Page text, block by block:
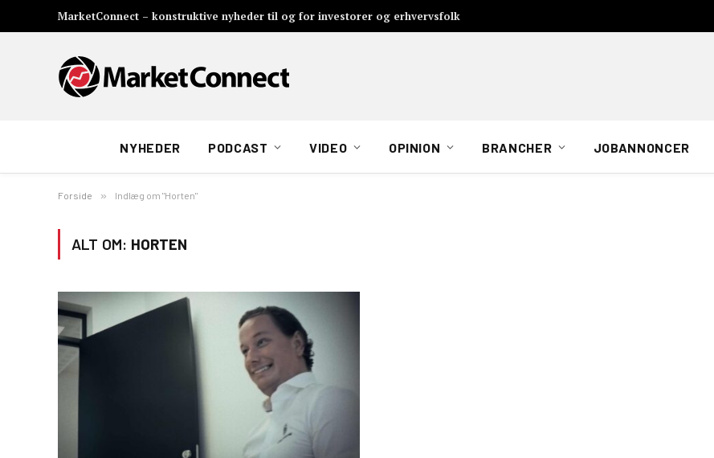
MarketConnect – konstruktive nyheder til og for investorer og erhvervsfolk
NYHEDER PODCAST VIDEO OPINION BRANCHER JOBANNONCER
Forside » Indlæg om "Horten"
ALT OM: HORTEN